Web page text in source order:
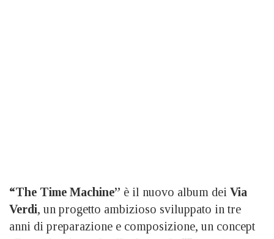
“The Time Machine” è il nuovo album dei Via
Verdi, un progetto ambizioso sviluppato in tre
anni di preparazione e composizione, un concept